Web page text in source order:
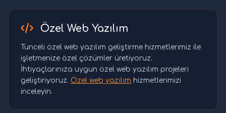
Özel Web Yazılım
Tunceli özel web yazılım geliştirme hizmetlerimiz ile
işletmenize özel çözümler üretiyoruz.
İhtiyaçlarınıza uygun özel web yazılım projeleri
geliştiriyoruz. Özel web yazılım hizmetlerimizi
inceleyin.